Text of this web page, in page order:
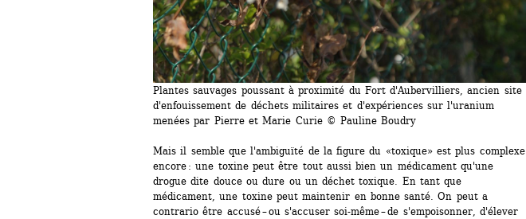
Plantes sauvages poussant à proximité du Fort d'Aubervilliers, ancien site
d'enfouissement de déchets militaires et d'expériences sur l'uranium
menées par Pierre et Marie Curie © Pauline Boudry
Mais il semble que l'ambiguïté de la figure du «toxique» est plus complexe
encore : une toxine peut être tout aussi bien un médicament qu'une
drogue dite douce ou dure ou un déchet toxique. En tant que
médicament, une toxine peut maintenir en bonne santé. On peut a
contrario être accusé – ou s'accuser soi-même – de s'empoisonner, d'élever